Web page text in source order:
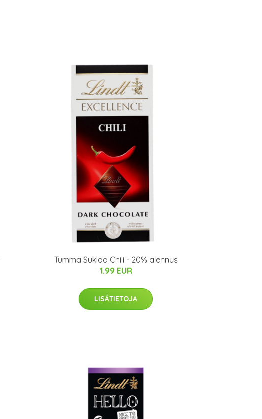
Tumma Suklaa Chili - 20% alennus
1.99 EUR
LISÄTIETOJA